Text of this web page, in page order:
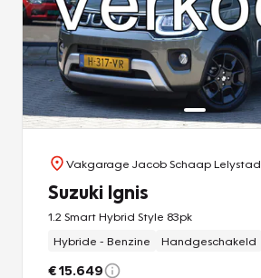
Vakgarage Jacob Schaap Lelystad
Suzuki Ignis
1.2 Smart Hybrid Style 83pk
Hybride - Benzine
Handgeschakeld
€ 15.649